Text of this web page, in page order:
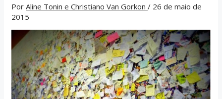
PorAline Tonin e Christiano Van Gorkon/ 26 de maio de
2015